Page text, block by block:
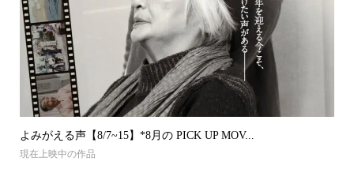
よみがえる声【8/7~15】*8月の PICK UP MOV...
現在上映中の作品